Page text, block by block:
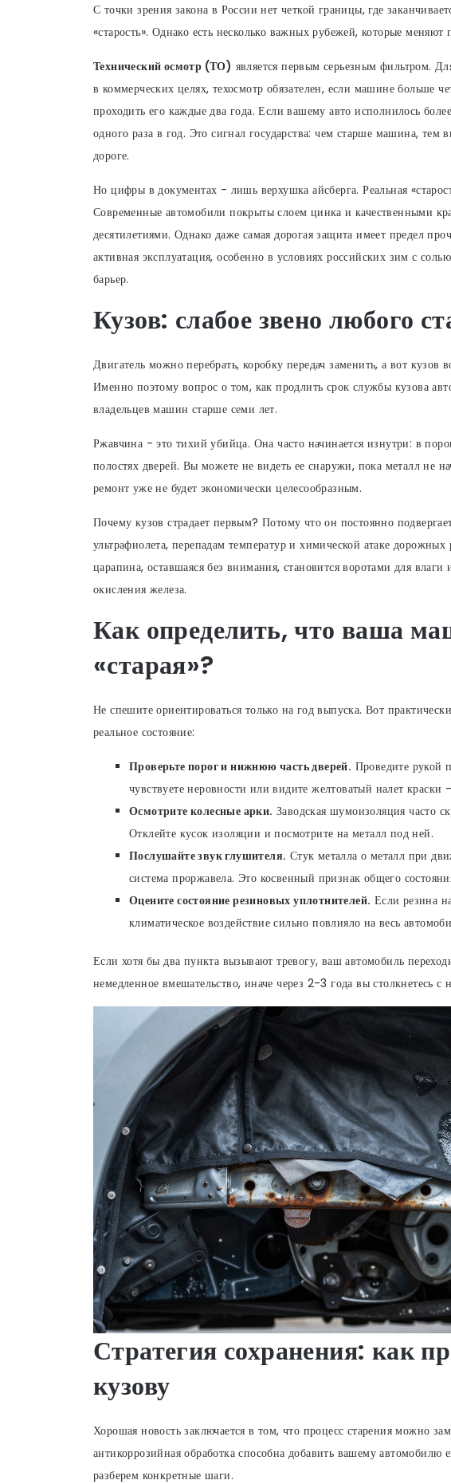
С точки зрения закона в России нет четкой границы, где
«старость». Однако есть несколько важных рубежей, которые меняют
Технический осмотр (ТО) является первым серьезным фильтром.
в коммерческих целях, техосмотр обязателен, если машине больше
проходить его каждые два года. Если вашему авто исполнилось
одного раза в год. Это сигнал государства: чем старше машина, тем
дороге.
Но цифры в документах - лишь верхушка айсберга. Реальная
Современные автомобили покрыты слоем цинка и качественными
десятилетиями. Однако даже самая дорогая защита имеет предел
активная эксплуатация, особенно в условиях российских зим с
барьер.
Кузов: слабое звено любого
Двигатель можно перебрать, коробку передач заменить, а вот кузов
Именно поэтому вопрос о том, как продлить срок службы кузова
владельцев машин старше семи лет.
Ржавчина - это тихий убийца. Она часто начинается изнутри: в
полостях дверей. Вы можете не видеть ее снаружи, пока металл не
ремонт уже не будет экономически целесообразным.
Почему кузов страдает первым? Потому что он постоянно
ультрафиолета, перепадам температур и химической атаке
царапина, оставшаяся без внимания, становится воротами для
окисления железа.
Как определить, что ваша
«старая»?
Не спешите ориентироваться только на год выпуска. Вот
реальное состояние:
Проверьте порог и нижнюю часть дверей. Проведите рукой
чувствуете неровности или видите желтоватый налет краски
Осмотрите колесные арки. Заводская шумоизоляция часто
Отклейте кусок изоляции и посмотрите на металл под ней.
Послушайте звук глушителя. Стук металла о металл при
система проржавела. Это косвенный признак общего
Оцените состояние резиновых уплотнителей. Если резина
климатическое воздействие сильно повлияло на весь
Если хотя бы два пункта вызывают тревогу, ваш автомобиль
немедленное вмешательство, иначе через 2-3 года вы столкнетесь с
Стратегия сохранения: как
кузову
Хорошая новость заключается в том, что процесс старения можно
антикоррозийная обработка способна добавить вашему
разберем конкретные шаги.